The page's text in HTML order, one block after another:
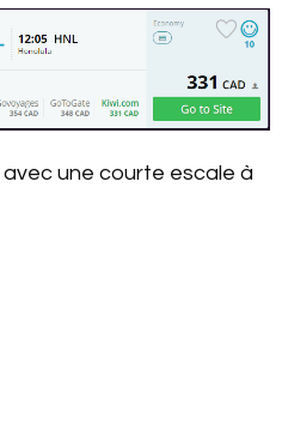
avec une courte escale à